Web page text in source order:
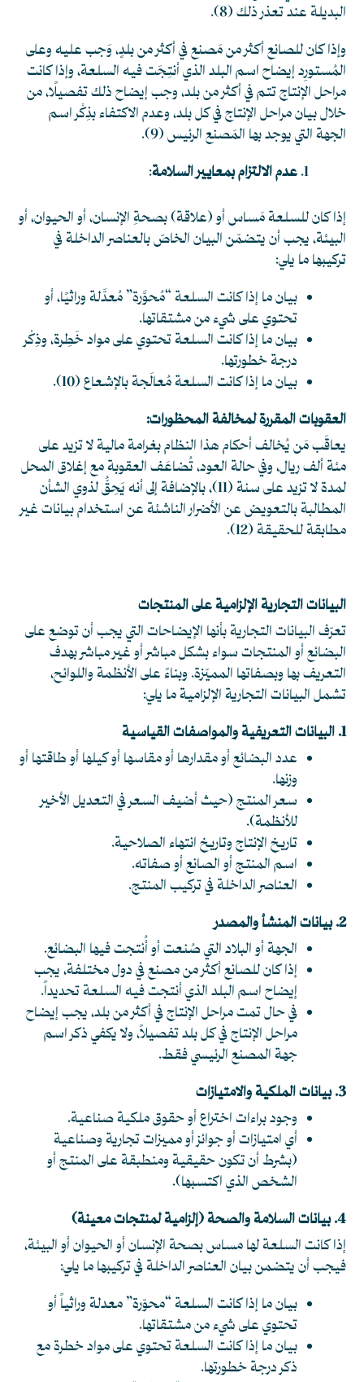
البديلة عند تعذر ذلك(8)
.
وإذا كان للصانع أكثر من مَصنع في أكثر من بلدٍ، وَجب عليه وعلى
المُستورِد إيضاح اسم البلد الذي أنتِجَت فيه السلعة، وإذا كانت
مراحل الإنتاج تتم في أكثر من بلد، وجب إيضاح ذلك تفصيلًا، من
خلال بيان مراحل الإنتاج في كل بلد، وعدم الاكتفاء بذِكْر اسم
الجهة التي يوجد بها المَصنع الرئيس(9)
.
عدم الالتزام بمعايير السلامة:
إذا كان للسلعة مَساس أو (علاقة) بصحةِ الإنسان، أو الحيوان، أو
البيئة، يجب أن يتضمّن البيان الخاصّ بالعناصر الداخلة في
تركيبها ما يلي:
بيان ما إذا كانت السلعة “مُحوَّرة” مُعدَّلة وراثيًا، أو
تحتوي على شيء من مشتقاتها.
بيان ما إذا كانت السلعة تحتوي على مواد خَطِرة، وذِكْر
درجة خطورتها.
بيان ما إذا كانت السلعة مُعالَجة بالإشعاع(10)
.
العقوبات المقررة لمخالفة المحظورات:
يعاقَب مَن يُخالف أحكام هذا النظام بغرامة مالية لا تزيد على
مئة ألف ريال، وفي حالة العود، تُضاعَف العقوبة مع إغلاق المحل
لمدة لا تزيد على سنة(11)
، بالإضافة إلى أنه يَحِقُّ لذوي الشأن
المطالبة بالتعويض عن الأضرار الناشئة عن استخدام بيانات غير
مطابقة للحقيقة(12)
.
البيانات التجارية الإلزامية على المنتجات
تعرّف البيانات التجارية بأنها الإيضاحات التي يجب أن توضع على
البضائع أو المنتجات سواء بشكل مباشر أو غير مباشر بهدف
التعريف بها وبصفاتها المميّزة. وبناءً على الأنظمة واللوائح،
تشمل البيانات التجارية الإلزامية ما يلي:
1. البيانات التعريفية والمواصفات القياسية
عدد البضائع أو مقدارها أو مقاسها أو كيلها أو طاقتها أو
وزنها.
سعر المنتج (حيث أضيف السعر في التعديل الأخير
للأنظمة).
تاريخ الإنتاج وتاريخ انتهاء الصلاحية.
اسم المنتج أو الصانع أو صفاته.
العناصر الداخلة في تركيب المنتج.
2. بيانات المنشأ والمصدر
الجهة أو البلاد التي صُنعت أو أُنتجت فيها البضائع.
إذا كان للصانع أكثر من مصنع في دول مختلفة، يجب
إيضاح اسم البلد الذي أنتجت فيه السلعة تحديداً.
في حال تمت مراحل الإنتاج في أكثر من بلد، يجب إيضاح
مراحل الإنتاج في كل بلد تفصيلاً، ولا يكفي ذكر اسم
جهة المصنع الرئيسي فقط.
3. بيانات الملكية والامتيازات
وجود براءات اختراع أو حقوق ملكية صناعية.
أي امتيازات أو جوائز أو مميزات تجارية وصناعية
(بشرط أن تكون حقيقية ومنطبقة على المنتج أو
الشخص الذي اكتسبها).
4. بيانات السلامة والصحة (إلزامية لمنتجات معينة)
إذا كانت السلعة لها مساس بصحة الإنسان أو الحيوان أو البيئة،
فيجب أن يتضمن بيان العناصر الداخلة في تركيبها ما يلي:
بيان ما إذا كانت السلعة “محوّرة” معدلة وراثياً أو
تحتوي على شيء من مشتقاتها.
بيان ما إذا كانت السلعة تحتوي على مواد خطرة مع
ذكر درجة خطورتها.